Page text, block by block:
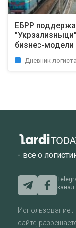
ЕБРР
бизнес-модели
Дневник логиста
- все о
канал
Использование
сайте,